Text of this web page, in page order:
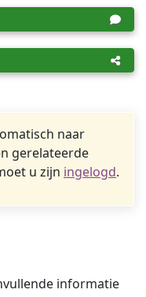
naar
gerelateerde
u zijn ingelogd.
informatie